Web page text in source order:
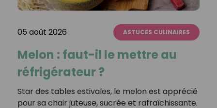
05 août 2026 ASTUCES CULINAIRES
Melon : faut-il le mettre au
réfrigérateur ?
Star des tables estivales, le melon est apprécié
pour sa chair juteuse, sucrée et rafraîchissante.